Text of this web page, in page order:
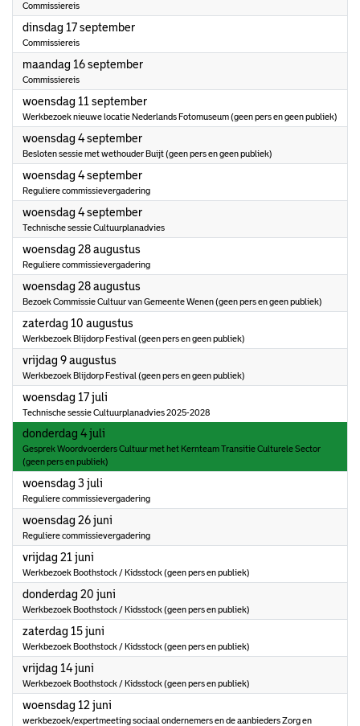
Commissiereis
dinsdag 17 september2024
Commissiereis
maandag 16 september2024
Commissiereis
woensdag 11 september2024
Werkbezoek nieuwe locatie Nederlands Fotomuseum (geen pers en geen publiek)
woensdag 4 september2024
Besloten sessie met wethouder Buijt (geen pers en geen publiek)
woensdag 4 september2024
Reguliere commissievergadering
woensdag 4 september2024
Technische sessie Cultuurplanadvies
woensdag 28 augustus
Reguliere commissievergadering
woensdag 28 augustus
Bezoek Commissie Cultuur van Gemeente Wenen (geen pers en geen publiek)
zaterdag 10 augustus
Werkbezoek Blijdorp Festival (geen pers en geen publiek)
vrijdag 9 augustus
Werkbezoek Blijdorp Festival (geen pers en geen publiek)
woensdag 17 juli
Technische sessie Cultuurplanadvies 2025-2028
donderdag 4 juli
Gesprek Woordvoerders Cultuur met het Kernteam Transitie Culturele Sector
(geen pers en publiek)
woensdag 3 juli
Reguliere commissievergadering
woensdag 26 juni
Reguliere commissievergadering
vrijdag 21 juni
Werkbezoek Boothstock / Kidsstock (geen pers en publiek)
donderdag 20 juni
Werkbezoek Boothstock / Kidsstock (geen pers en publiek)
zaterdag 15 juni
Werkbezoek Boothstock / Kidsstock (geen pers en publiek)
vrijdag 14 juni
Werkbezoek Boothstock / Kidsstock (geen pers en publiek)
woensdag 12 juni
werkbezoek/expertmeeting sociaal ondernemers en de aanbieders Zorg en